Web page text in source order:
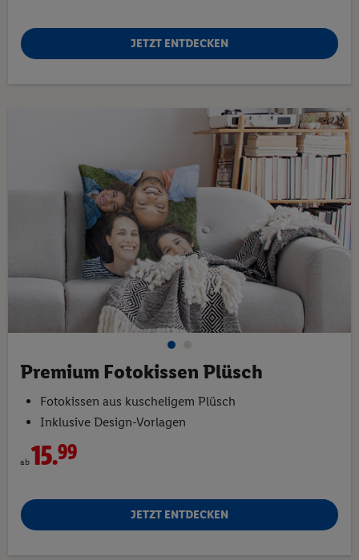
JETZT ENTDECKEN
Premium Fotokissen Plüsch
Fotokissen aus kuscheligem Plüsch
Inklusive Design-Vorlagen
ab15.99
JETZT ENTDECKEN